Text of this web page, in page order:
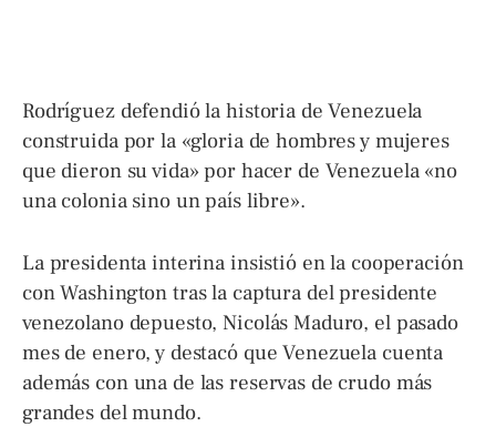
Rodríguez defendió la historia de Venezuela
construida por la «gloria de hombres y mujeres
que dieron su vida» por hacer de Venezuela «no
una colonia sino un país libre».
La presidenta interina insistió en la cooperación
con Washington tras la captura del presidente
venezolano depuesto, Nicolás Maduro, el pasado
mes de enero, y destacó que Venezuela cuenta
además con una de las reservas de crudo más
grandes del mundo.